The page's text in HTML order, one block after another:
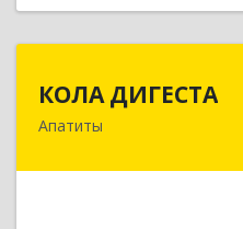
КОЛА ДИГЕСТА
Апатиты